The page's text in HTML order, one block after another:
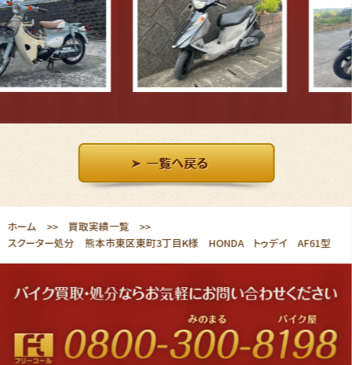
ホーム 買取実績一覧
スクーター処分 熊本市東区東町3丁目K様 HONDA トゥデイ AF61型